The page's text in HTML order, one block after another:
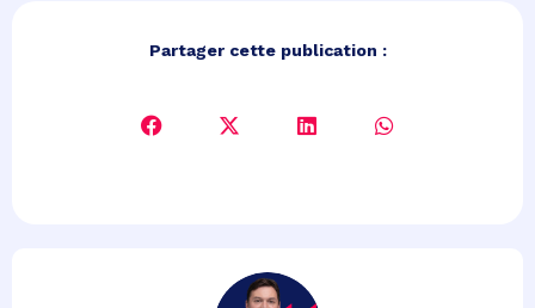
Partager cette publication :